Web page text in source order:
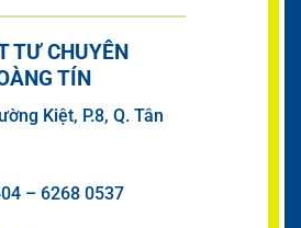
TƯ CHUYÊN
TÍN
Kiệt, P.8, Q. Tân
– 6268 0537